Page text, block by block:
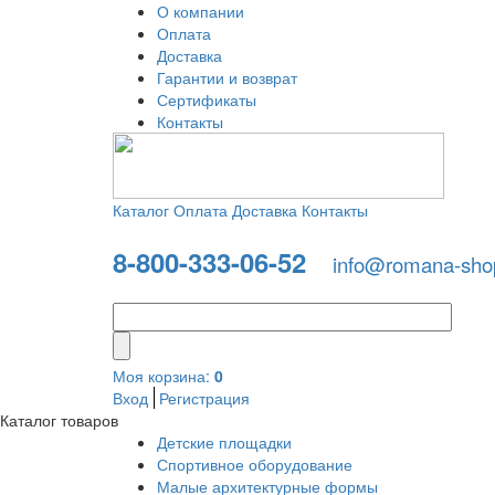
О компании
Оплата
Доставка
Гарантии и возврат
Сертификаты
Контакты
Каталог Оплата Доставка Контакты
8-800-333-06-52 info@romana-
Моя корзина: 0
Вход Регистрация
Каталог товаров
Детские площадки
Спортивное оборудование
Малые архитектурные формы